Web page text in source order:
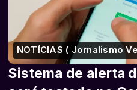
NOTÍCIAS ( Jornalismo
Sistema de alerta